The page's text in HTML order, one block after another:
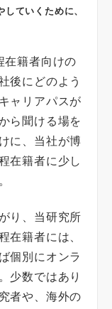
ていくために、
在籍者向けの
後にどのよう
ャリアパスが
ら聞ける場を
に、当社が博
在籍者に少し
り、当研究所
在籍者には、
個別にオンラ
少数ではあり
者や、海外の